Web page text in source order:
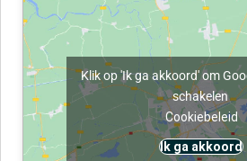
Klik op 'Ik ga akkoord' om
schakelen
Cookiebeleid
Ik ga akkoord